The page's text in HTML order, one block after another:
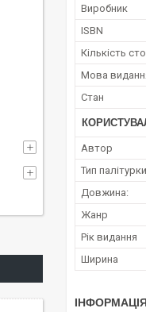
Виробник
ISBN
Кількість
Мова
Стан
Автор
Тип палітурки
Довжина:
Жанр
Рік видання
Ширина